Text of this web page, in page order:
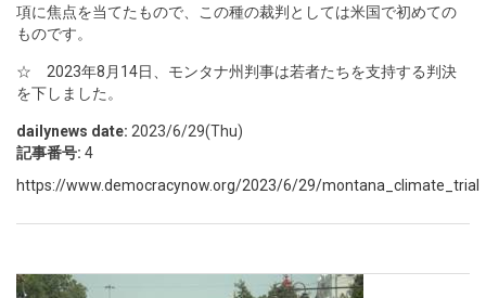
項に焦点を当てたもので、この種の裁判としては米国で初めての
ものです。
☆ 2023年8月14日、モンタナ州判事は若者たちを支持する判決
を下しました。
dailynews date: 2023/6/29(Thu)
記事番号: 4
https://www.democracynow.org/2023/6/29/montana_climate_trial